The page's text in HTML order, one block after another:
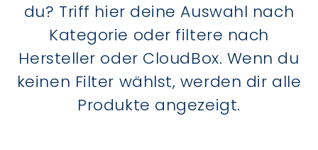
du? Triff hier deine Auswahl nach
Kategorie oder filtere nach
Hersteller oder CloudBox. Wenn du
keinen Filter wählst, werden dir alle
Produkte angezeigt.